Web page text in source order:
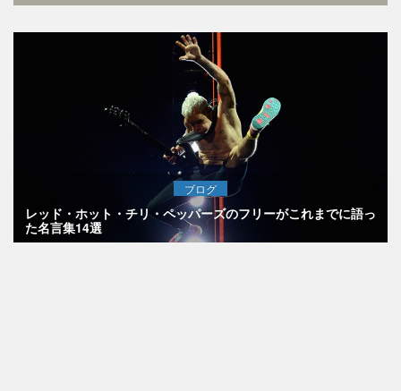
ブログ
レッド・ホット・チリ・ペッパーズのフリーがこれまでに語っ
た名言集14選